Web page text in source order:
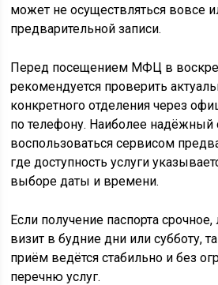
может не осуществляться вовсе
предварительной записи.
Перед посещением МФЦ в
рекомендуется проверить
конкретного отделения через
по телефону. Наиболее надёжный
воспользоваться сервисом
где доступность услуги
выборе даты и времени.
Если получение паспорта
визит в будние дни или субботу,
приём ведётся стабильно и без
перечню услуг.